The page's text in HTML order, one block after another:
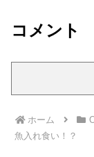
コメント
ホーム
魚入れ食い！？